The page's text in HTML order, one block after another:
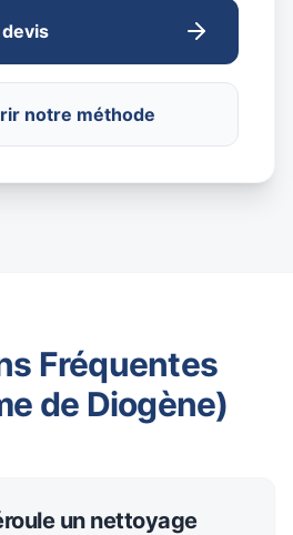
notre méthode
Fréquentes
de Diogène)
un nettoyage